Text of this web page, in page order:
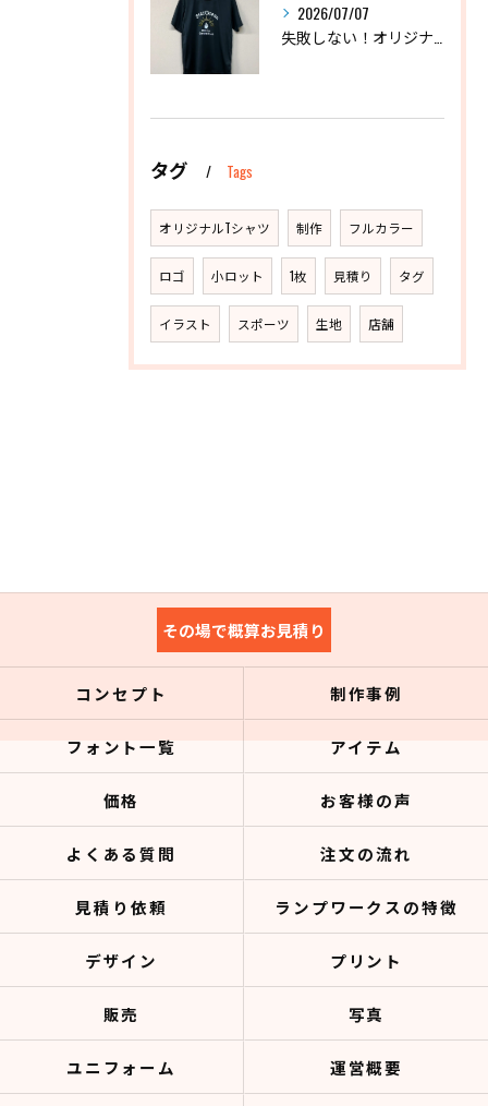
2026/07/07
タグ Tags
オリジナルTシャツ 制作 フルカラー
ロゴ 小ロット 1枚 見積り タグ
イラスト スポーツ 生地 店舗
その場で概算お見積り
コンセプト 制作事例
フォント一覧 アイテム
価格 お客様の声
よくある質問 注文の流れ
見積り依頼 ランプワークスの特徴
デザイン プリント
販売 写真
ユニフォーム 運営概要